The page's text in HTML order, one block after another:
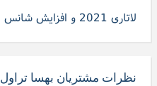
لاتاری 2021 و افزایش شانس ایرانیان برای قبولی
نظرات مشتریان بهسا تراول